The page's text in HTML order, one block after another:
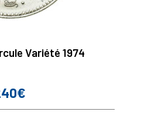
Variété 1974